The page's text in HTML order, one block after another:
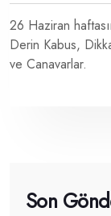
26 Haziran
Derin Kabus,
ve Canavarlar.
Son